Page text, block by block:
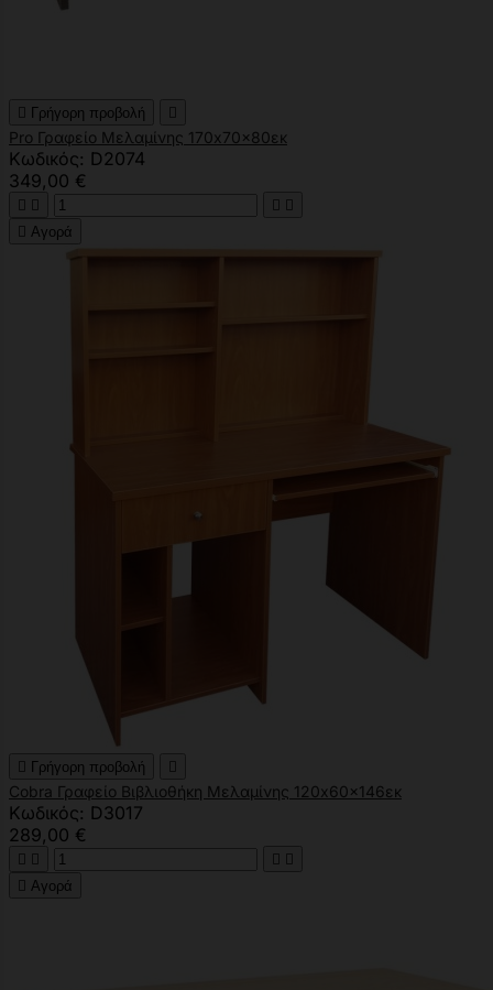
 Γρήγορη προβολή 
Pro Γραφείο Μελαμίνης 170x70x80εκ
Κωδικός: D2074
349,00 €
   
 Αγορά
 Γρήγορη προβολή 
Cobra Γραφείο Βιβλιοθήκη Μελαμίνης 120x60x146εκ
Κωδικός: D3017
289,00 €
   
 Αγορά